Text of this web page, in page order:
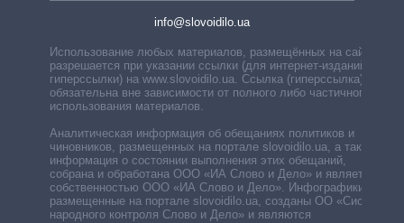
info@slovoidilo.ua
Использование любых материалов, размещённых на сайте,
разрешается при указании ссылки (для интернет-изданий —
гиперссылки) на www.slovoidilo.ua. Ссылка (гиперссылка)
обязательна вне зависимости от полного либо частичного
использования материалов.
Аналитическая информация об обещаниях политиков и
чиновников, размещенных на портале slovoidilo.ua, а также
информация о состоянии выполнения этих обещаний,
собрана и обработана ООО «ИА Слово и Дело» и является
собственностью ООО «ИА Слово и Дело». Инфографики,
размещенные на портале slovoidilo.ua, созданы ОО «Система
народного контроля Слово и Дело» и являются